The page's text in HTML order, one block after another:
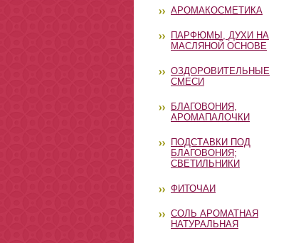
АРОМАКОСМЕТИКА
ПАРФЮМЫ, ДУХИ НА
МАСЛЯНОЙ ОСНОВЕ
ОЗДОРОВИТЕЛЬНЫЕ
СМЕСИ
БЛАГОВОНИЯ,
АРОМАПАЛОЧКИ
ПОДСТАВКИ ПОД
БЛАГОВОНИЯ;
СВЕТИЛЬНИКИ
ФИТОЧАИ
СОЛЬ АРОМАТНАЯ
НАТУРАЛЬНАЯ